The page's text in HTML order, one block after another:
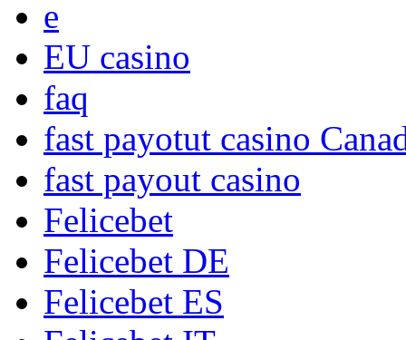
e
EU casino
faq
fast payotut casino
fast payout casino
Felicebet
Felicebet DE
Felicebet ES